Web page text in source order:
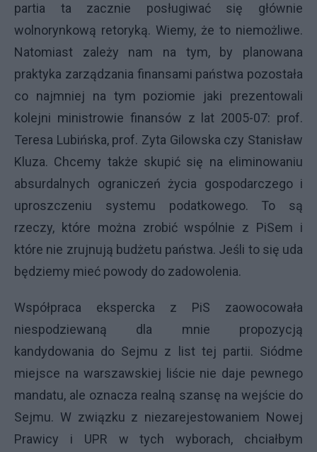
partia ta zacznie posługiwać się głównie
wolnorynkową retoryką. Wiemy, że to niemożliwe.
Natomiast zależy nam na tym, by planowana
praktyka zarządzania finansami państwa pozostała
co najmniej na tym poziomie jaki prezentowali
kolejni ministrowie finansów z lat 2005-07: prof.
Teresa Lubińska, prof. Zyta Gilowska czy Stanisław
Kluza. Chcemy także skupić się na eliminowaniu
absurdalnych ograniczeń życia gospodarczego i
uproszczeniu systemu podatkowego. To są
rzeczy, które można zrobić wspólnie z PiSem i
które nie zrujnują budżetu państwa. Jeśli to się uda
będziemy mieć powody do zadowolenia.
Współpraca ekspercka z PiS zaowocowała
niespodziewaną dla mnie propozycją
kandydowania do Sejmu z list tej partii. Siódme
miejsce na warszawskiej liście nie daje pewnego
mandatu, ale oznacza realną szansę na wejście do
Sejmu. W związku z niezarejestowaniem Nowej
Prawicy i UPR w tych wyborach, chciałbym